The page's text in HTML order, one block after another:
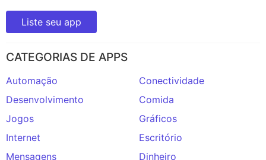
Liste seu app
CATEGORIAS DE APPS
Automação
Conectividade
Desenvolvimento
Comida
Jogos
Gráficos
Internet
Escritório
Mensagens
Dinheiro